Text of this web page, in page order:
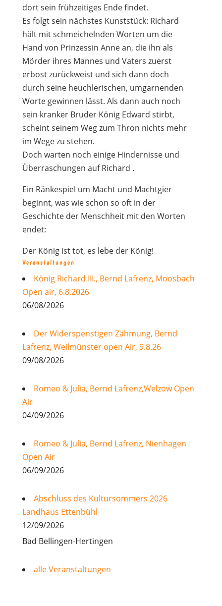
dort sein frühzeitiges Ende findet.
Es folgt sein nächstes Kunststück: Richard
hält mit schmeichelnden Worten um die
Hand von Prinzessin Anne an, die ihn als
Mörder ihres Mannes und Vaters zuerst
erbost zurückweist und sich dann doch
durch seine heuchlerischen, umgarnenden
Worte gewinnen lässt. Als dann auch noch
sein kranker Bruder König Edward stirbt,
scheint seinem Weg zum Thron nichts mehr
im Wege zu stehen.
Doch warten noch einige Hindernisse und
Überraschungen auf Richard .
Ein Ränkespiel um Macht und Machtgier
beginnt, was wie schon so oft in der
Geschichte der Menschheit mit den Worten
endet:
Der König ist tot, es lebe der König!
Veranstaltungen
König Richard III., Bernd Lafrenz, Moosbach
Open air, 6.8.2026
06/08/2026
Der Widerspenstigen Zähmung, Bernd
Lafrenz, Weilmünster open Air, 9.8.26
09/08/2026
Romeo & Julia, Bernd Lafrenz,Welzow Open
Air
04/09/2026
Romeo & Julia, Bernd Lafrenz, Nienhagen
Open Air
06/09/2026
Abschluss des Kultursommers 2026
Landhaus Ettenbühl
12/09/2026
Bad Bellingen-Hertingen
alle Veranstaltungen